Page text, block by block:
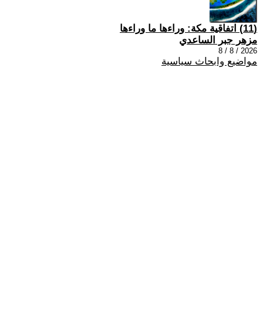
(11) اتفاقية مكة: وراءها ما وراءها
مزهر جبر الساعدي
2026 / 8 / 8
مواضيع وابحاث سياسية